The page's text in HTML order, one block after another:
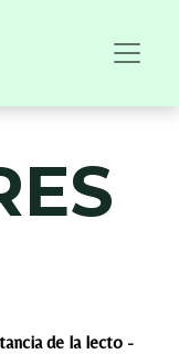
de la lecto -